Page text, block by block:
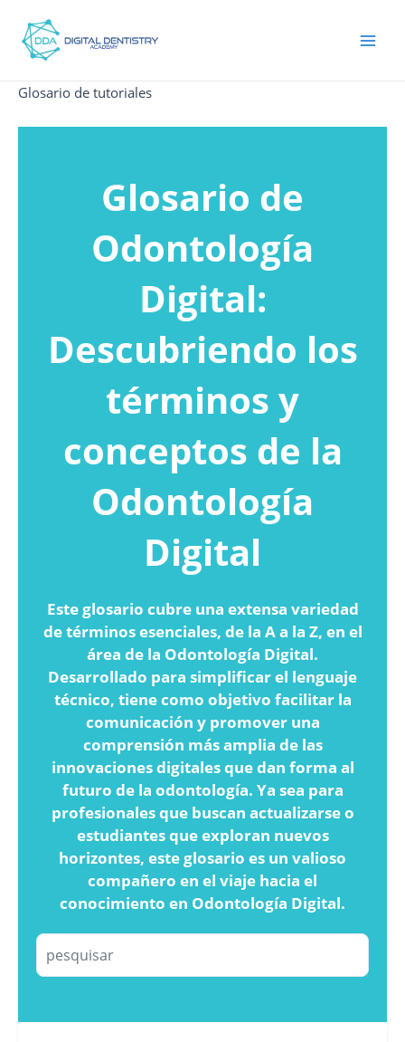
contenido
Glosario de tutoriales
Glosario de
Odontología
Digital:
Descubriendo los
términos y
conceptos de la
Odontología
Digital
Este glosario cubre una extensa variedad
de términos esenciales, de la A a la Z, en el
área de la Odontología Digital.
Desarrollado para simplificar el lenguaje
técnico, tiene como objetivo facilitar la
comunicación y promover una
comprensión más amplia de las
innovaciones digitales que dan forma al
futuro de la odontología. Ya sea para
profesionales que buscan actualizarse o
estudiantes que exploran nuevos
horizontes, este glosario es un valioso
compañero en el viaje hacia el
conocimiento en Odontología Digital.